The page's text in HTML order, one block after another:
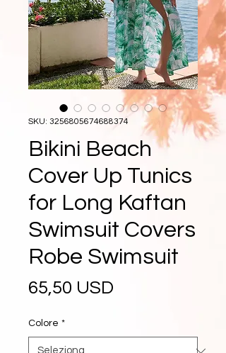
SKU: 3256805674688374
Bikini Beach
Cover Up Tunics
for Long Kaftan
Swimsuit Covers
Robe Swimsuit
65,50 USD
Colore *